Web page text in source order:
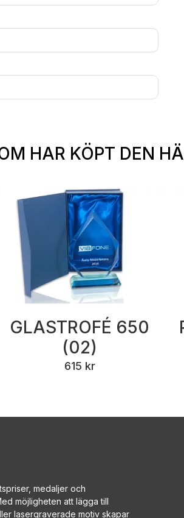
HAR KÖPT DEN
GLASTROFÉ 650
(02)
615 kr
medaljer och
möjligheten att lägga till
lasergraverade motiv skapar